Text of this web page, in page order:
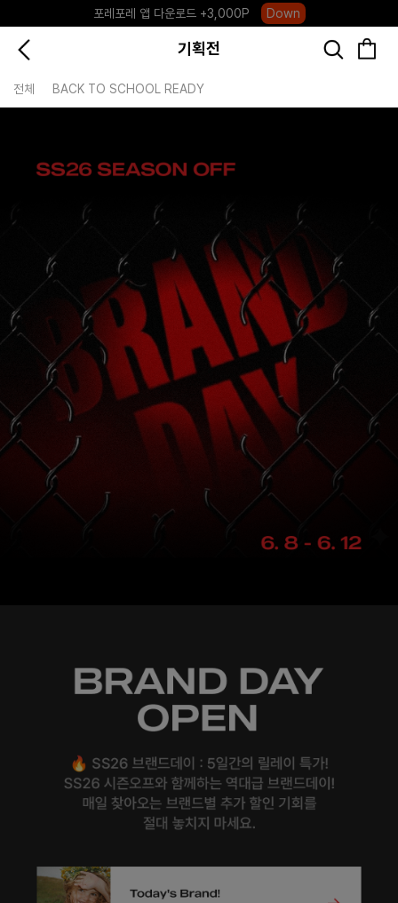
포레포레 앱 다운로드 +3,000P
Down
하우스오브캐러셀, 국내단독 프리오더(~8/10)
Click
기획전
전체 BACK TO SCHOOL READY